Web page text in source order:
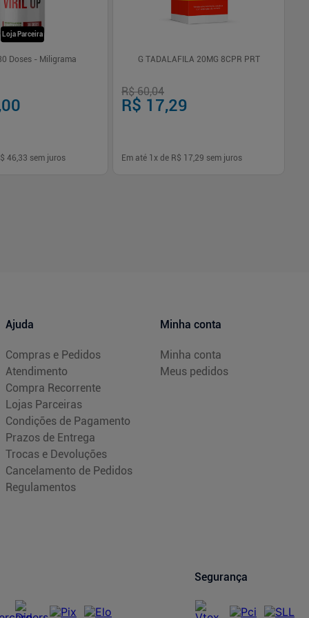
Loja Parceira
Doses - Miligrama
46,33 sem juros
G TADALAFILA 20MG 8CPR PRT
R$ 60,04
R$ 17,29
Em até 1 x de R$ 17,29 sem juros
Ajuda
Compras e Pedidos
Atendimento
Compra Recorrente
Lojas Parceiras
Condições de Pagamento
Prazos de Entrega
Trocas e Devoluções
Cancelamento de Pedidos
Regulamentos
Minha conta
Minha conta
Meus pedidos
Segurança